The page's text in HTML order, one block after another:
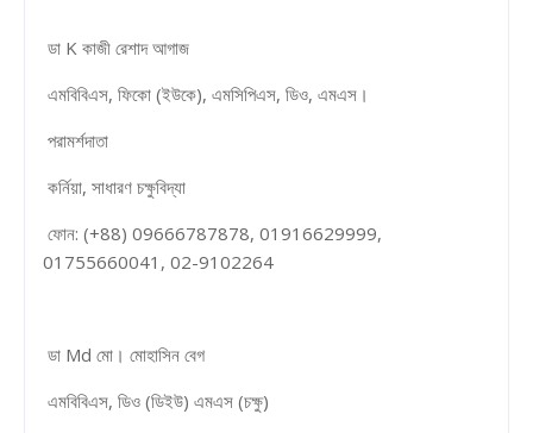
ডা K কাজী রেশাদ আগাজ
এমবিবিএস, ফিকো (ইউকে), এমসিপিএস, ডিও, এমএস।
পরামর্শদাতা
কর্নিয়া, সাধারণ চক্ষুবিদ্যা
ফোন: (+88) 09666787878, 01916629999,
01755660041, 02-9102264
ডা Md মো। মোহাসিন বেগ
এমবিবিএস, ডিও (ডিইউ) এমএস (চক্ষু)